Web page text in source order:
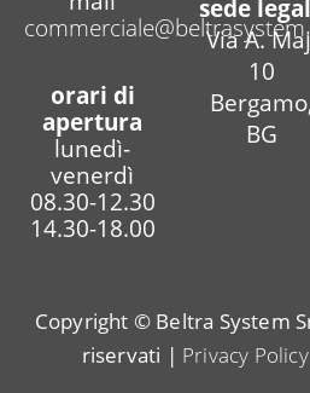
orari di
apertura
lunedì-
venerdì
08.30-12.30
14.30-18.00
sede
Via A.
10
BG
Copyright © Beltra System
riservati | Privacy Policy